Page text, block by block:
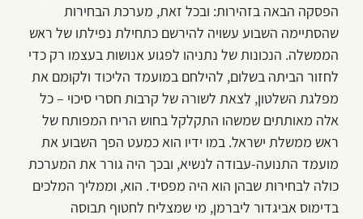
הפסקה הבאה בזהירות: ובכל זאת, מערכת הבחירות
שהסתיימה השבוע עשויה להירשם כתחילת נפילתו של ראש
הממשלה. הנכונות של נתניהו לפגוע אנושות בעצמו רק כדי
לחזור הביתה בשלום, להילחם במועמד הליכוד ולקומם את
מפלגת השלטון, לצאת לשורה של קרבות חסרי סיכוי – כל
אלה מאותתים שמשהו התקלקל בחוש הריח המפותח של
ראש ממשלת ישראל. במו ידיו הוא כמעט הפך השבוע את
מועמד התנועה-עבודה לנשיא, ובכך היה גורר את המערכת
כולה לבחירות שבהן הוא היה מפסיד. הוא, וממליך המלכים
בדימוס אביגדור ליברמן, מי שמצליח לחטוף תבוסה